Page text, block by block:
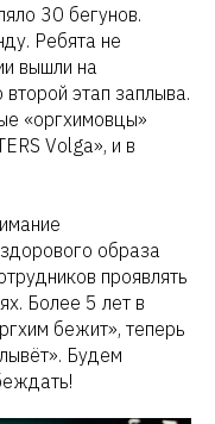
30 бегунов.
Ребята не
вышли на
этап заплыва.
«оргхимовцы»
Volga», и в
образа
проявлять
Более 5 лет в
бежит», теперь
Будем